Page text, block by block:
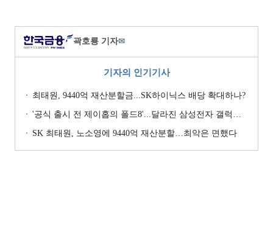
곽호룡 기자✉
기자의 인기기사
최태원, 9440억 재산분할금...SK하이닉스 배당 확대하나?
'공식 출시 전 제이홉의 폴드8'...달라진 삼성전자 갤럭시 마케팅?
SK 최태원, 노소영에 9440억 재산분할…최악은 면했다